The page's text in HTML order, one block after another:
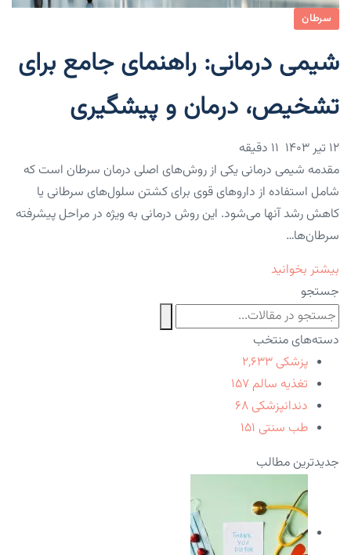
سرطان
شیمی درمانی: راهنمای جامع برای
تشخیص، درمان و پیشگیری
۱۲ تیر ۱۴۰۳
مقدمه شیمی درمانی یکی از روش‌های اصلی درمان سرطان است که
شامل استفاده از داروهای قوی برای کشتن سلول‌های سرطانی یا
کاهش رشد آنها می‌شود. این روش درمانی به ویژه در مراحل پیشرفته
سرطان‌ها…
بیشتر بخوانید
جستجو
دسته‌های منتخب
پزشکی ۲,۶۳۳
تغذیه سالم ۱۵۷
دندانپزشکی ۶۸
طب سنتی ۱۵۱
جدیدترین مطالب